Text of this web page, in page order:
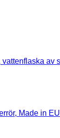
Made in EU